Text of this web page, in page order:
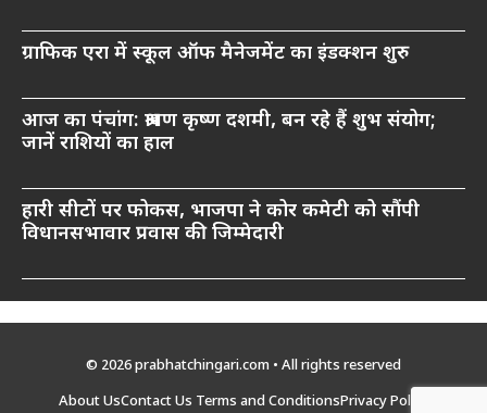
ग्राफिक एरा में स्कूल ऑफ मैनेजमेंट का इंडक्शन शुरु
आज का पंचांग: श्रावण कृष्ण दशमी, बन रहे हैं शुभ संयोग;
जानें राशियों का हाल
हारी सीटों पर फोकस, भाजपा ने कोर कमेटी को सौंपी
विधानसभावार प्रवास की जिम्मेदारी
© 2026 prabhatchingari.com • All rights reserved
About UsContact Us Terms and ConditionsPrivacy Policy